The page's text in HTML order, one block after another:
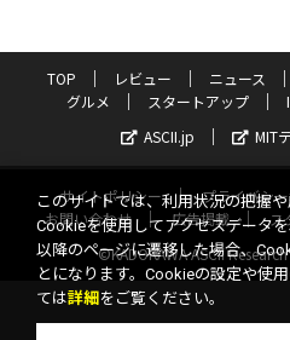
TOP レビュー ニュース
グルメ
スタートアップ
ASCII.jp
MIT
サイトポリシー プライバシ
お問い合わせ
広告掲載 ス
©KADOKAWA ASCII
このサイトでは、利用状況の把握や
Cookieを使用してアクセスデータ
以降のページに遷移した場合、
とになります。Cookieの設定や使
ては詳細 をご覧ください。